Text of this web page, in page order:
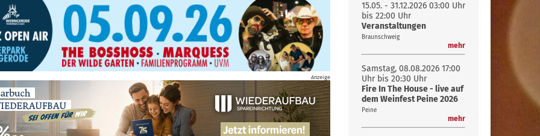
Anzeige
15.05. - 31.12.2026 03:00 Uhr
bis 22:00 Uhr
Veranstaltungen
Braunschweig
mehr
Samstag, 08.08.2026 17:00
Uhr bis 20:30 Uhr
Fire In The House - live auf
dem Weinfest Peine 2026
Peine
mehr